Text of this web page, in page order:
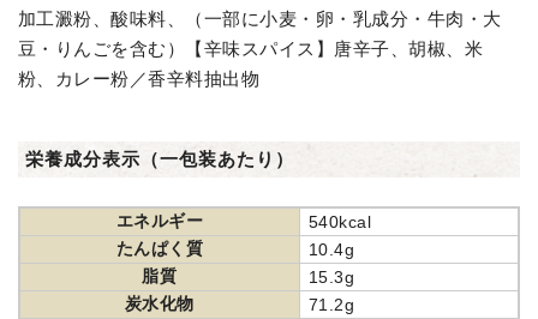
加工澱粉、酸味料、（一部に小麦・卵・乳成分・牛肉・大
豆・りんごを含む）【辛味スパイス】唐辛子、胡椒、米
粉、カレー粉／香辛料抽出物
栄養成分表示（一包装あたり）
エネルギー
540kcal
たんぱく質
10.4g
脂質
15.3g
炭水化物
71.2g